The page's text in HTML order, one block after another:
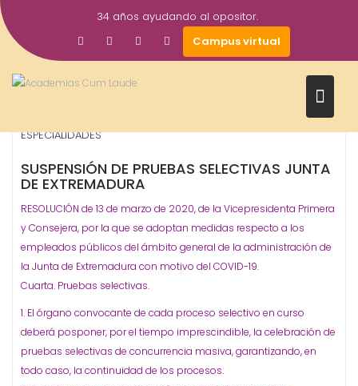
Saltar
al
contenido
34 años ayudando al opositor.
Campus virtual
Mar
2020
Gestor AcademiasCumLaude
OPOSICIONES -
ESPECIALIDADES
SUSPENSIÓN DE PRUEBAS SELECTIVAS JUNTA
DE EXTREMADURA
RESOLUCIÓN de 13 de marzo de 2020, de la Vicepresidenta Primera
y Consejera, por la que se adoptan medidas respecto a los
empleados públicos del ámbito general de la administración de
la Junta de Extremadura con motivo del COVID-19.
Cuarta. Pruebas selectivas.
1. El órgano convocante de cada proceso selectivo en curso
deberá posponer, por el tiempo imprescindible, la celebración de
pruebas selectivas de concurrencia masiva, garantizando, en
todo caso, la continuidad de los procesos.